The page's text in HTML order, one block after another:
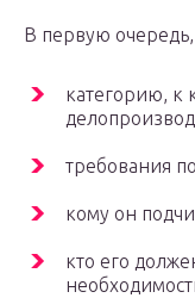
В первую
категорию, к
требования
кому он
кто его